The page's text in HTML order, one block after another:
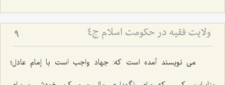
ولایت فقیه در حکومت اسلام ج4 9
مى نویسند آمده است كه: جهاد واجب است با إمام عادل؛